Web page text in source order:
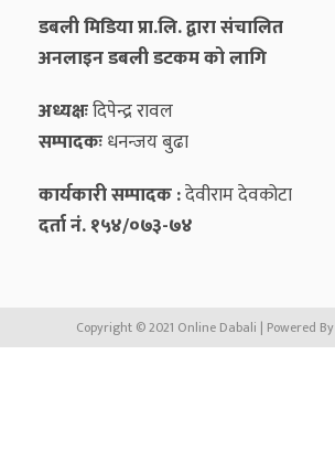
डबली मिडिया प्रा.लि. द्वारा संचालित
अनलाइन डबली डटकम को लागि
अध्यक्षःदिपेन्द्र रावल
सम्पादकःधनन्‍जय बुढा
कार्यकारी सम्पादक :देवीराम देवकोटा
दर्ता नं. १५४/०७३-७४
Copyright © 2021 Online Dabali | Powered By